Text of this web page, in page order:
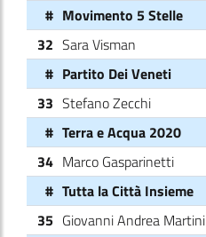
# Movimento 5 Stelle
32 Sara Visman
# Partito Dei Veneti
33 Stefano Zecchi
# Terra e Acqua 2020
34 Marco Gasparinetti
# Tutta la Città Insieme
35 Giovanni Andrea Martini